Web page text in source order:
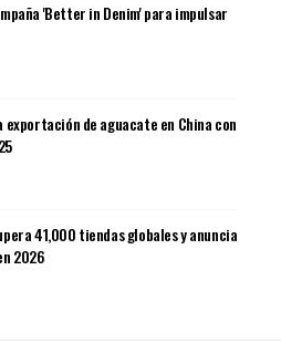
'Better in Denim' para impulsar
exportación de aguacate en China con
41,000 tiendas globales y anuncia
2026